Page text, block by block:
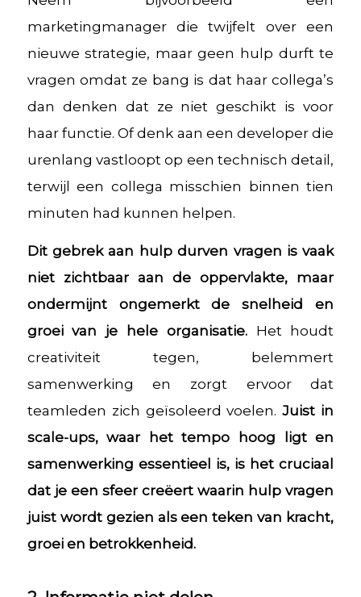
marketingmanager die twijfelt over een
nieuwe strategie, maar geen hulp durft te
vragen omdat ze bang is dat haar collega’s
dan denken dat ze niet geschikt is voor
haar functie. Of denk aan een developer die
urenlang vastloopt op een technisch detail,
terwijl een collega misschien binnen tien
minuten had kunnen helpen.
Dit gebrek aan hulp durven vragen is vaak
niet zichtbaar aan de oppervlakte, maar
ondermijnt ongemerkt de snelheid en
groei van je hele organisatie.Het houdt
creativiteit tegen, belemmert
samenwerking en zorgt ervoor dat
teamleden zich geïsoleerd voelen. Juist in
scale-ups, waar het tempo hoog ligt en
samenwerking essentieel is, is het cruciaal
dat je een sfeer creëert waarin hulp vragen
juist wordt gezien als een teken van kracht,
groei en betrokkenheid.